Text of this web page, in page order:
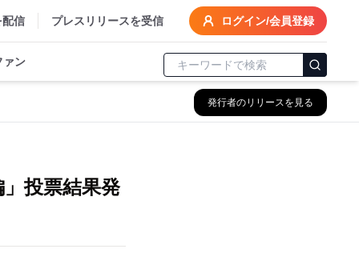
配信 プレスリリースを受信 ログイン/会員登録
ァン
発行者のリリースを見る
投票結果発